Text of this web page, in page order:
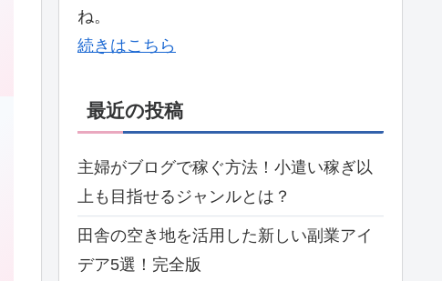
ね。
続きはこちら
最近の投稿
主婦がブログで稼ぐ方法！小遣い稼ぎ以
上も目指せるジャンルとは？
田舎の空き地を活用した新しい副業アイ
デア5選！完全版